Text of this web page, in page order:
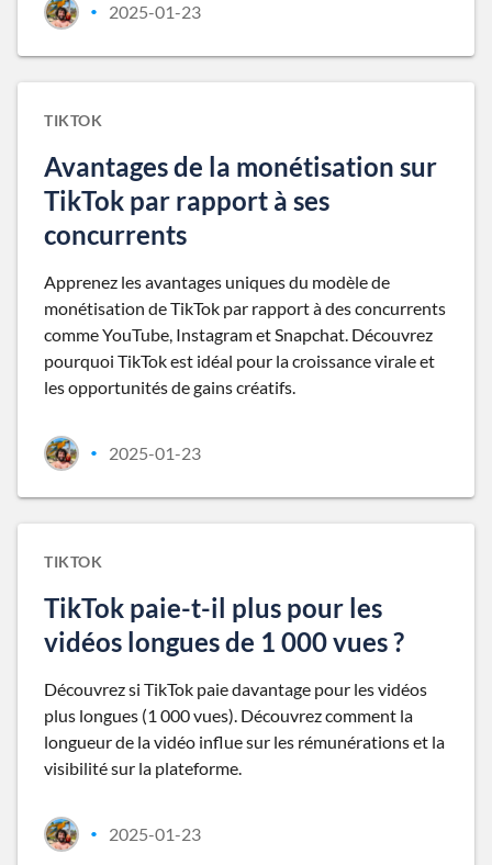
• 2025-01-23
TIKTOK
Avantages de la monétisation sur
TikTok par rapport à ses
concurrents
Apprenez les avantages uniques du modèle de
monétisation de TikTok par rapport à des concurrents
comme YouTube, Instagram et Snapchat. Découvrez
pourquoi TikTok est idéal pour la croissance virale et
les opportunités de gains créatifs.
• 2025-01-23
TIKTOK
TikTok paie-t-il plus pour les
vidéos longues de 1 000 vues ?
Découvrez si TikTok paie davantage pour les vidéos
plus longues (1 000 vues). Découvrez comment la
longueur de la vidéo influe sur les rémunérations et la
visibilité sur la plateforme.
• 2025-01-23